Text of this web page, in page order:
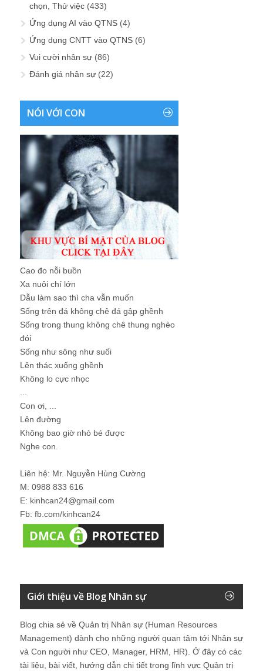
chọn, Thử việc (433)
Ứng dụng AI vào QTNS (4)
Ứng dụng CNTT vào QTNS (6)
Vui cười nhân sự (86)
Đánh giá nhân sự (22)
NÓI VỚI CON
Cao đo nỗi buồn
Xa nuôi chí lớn
Dẫu làm sao thì cha vẫn muốn
Sống trên đá không chê đá gập ghềnh
Sống trong thung không chê thung nghèo
đói
Sống như sông như suối
Lên thác xuống ghềnh
Không lo cực nhọc
Con ơi, ...
Lên đường
Không bao giờ nhỏ bé được
Nghe con.
Liên hệ: Mr. Nguyễn Hùng Cường
M: 0988 833 616
E: kinhcan24@gmail.com
Fb: fb.com/kinhcan24
Giới thiệu về Blog Nhân sự
Blog chia sẻ về Quản trị Nhân sự (Human Resources
Management) dành cho những người quan tâm tới Nhân sự
và Con người như CEO, Manager, HRM, HR). Ở đây có các
tài liệu, bài viết, hướng dẫn chi tiết trong lĩnh vực Quản trị